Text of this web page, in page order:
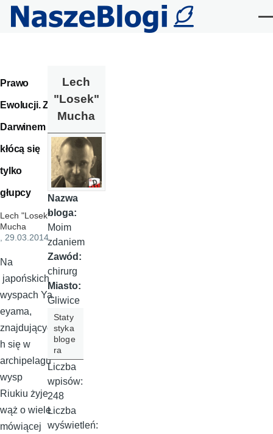
Przejdź do treści
Prawo
Ewolucji. Z
Darwinem
kłócą się
tylko
głupcy
Lech "Losek"
Mucha
, 29.03.2014
Na
japońskich
wyspach Ya
eyama,
znajdującyc
h się w
archipelagu
wysp
Riukiu żyje
wąż o wiele
mówiącej
Lech
"Losek"
Mucha
Nazwa
bloga:
Moim
zdaniem
Zawód:
chirurg
Miasto:
Gliwice
Staty
styka
bloge
ra
Liczba
wpisów:
248
Liczba
wyświetleń: